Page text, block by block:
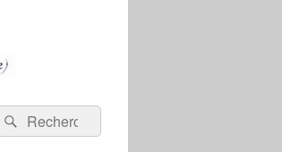
Recherche :
Rechercher